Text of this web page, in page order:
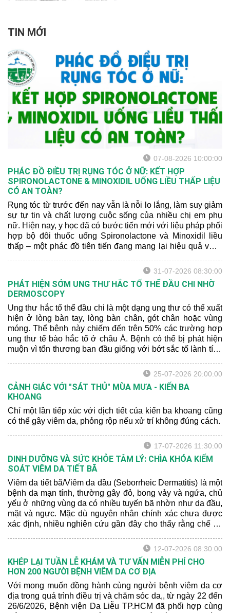
TIN MỚI
07-08-2026 10:00:00
PHÁC ĐỒ ĐIỀU TRỊ RỤNG TÓC Ở NỮ: KẾT HỢP
SPIRONOLACTONE & MINOXIDIL UỐNG LIỀU THẤP LIỆU
CÓ AN TOÀN?
Rụng tóc từ trước đến nay vẫn là nỗi lo lắng, làm suy giảm
sự tự tin và chất lượng cuộc sống của nhiều chị em phụ
nữ. Hiện nay, y học đã có bước tiến mới với liệu pháp phối
hợp bộ đôi thuốc uống Spironolactone và Minoxidil liều
thấp – một phác đồ tiên tiến đang mang lại hiệu quả vượt
31-07-2026 08:30:00
PHÁT HIỆN SỚM UNG THƯ HẮC TỐ THỂ ĐẦU CHI NHỜ
DERMOSCOPY
Ung thư hắc tố thể đầu chi là một dạng ung thư có thể xuất
hiện ở lòng bàn tay, lòng bàn chân, gót chân hoặc vùng
móng. Thể bệnh này chiếm đến trên 50% các trường hợp
ung thư tế bào hắc tố ở châu Á. Bệnh có thể bị phát hiện
muộn vì tổn thương ban đầu giống với bớt sắc tố lành tính
25-07-2026 20:00:00
CẢNH GIÁC VỚI "SÁT THỦ" MÙA MƯA - KIẾN BA
KHOANG
Chỉ một lần tiếp xúc với dịch tiết của kiến ba khoang cũng
có thể gây viêm da, phỏng rộp nếu xử trí không đúng cách.
17-07-2026 11:30:00
DINH DƯỠNG VÀ SỨC KHỎE TÂM LÝ: CHÌA KHÓA KIỂM
SOÁT VIÊM DA TIẾT BÃ
Viêm da tiết bã/Viêm da dầu (Seborrheic Dermatitis) là một
bệnh da mạn tính, thường gây đỏ, bong vảy và ngứa, chủ
yếu ở những vùng da có nhiều tuyến bã nhờn như da đầu,
mặt và ngực. Mặc dù nguyên nhân chính xác chưa được
xác định, nhiều nghiên cứu gần đây cho thấy rằng chế độ
12-07-2026 08:30:00
KHÉP LẠI TUẦN LỄ KHÁM VÀ TƯ VẤN MIỄN PHÍ CHO
HƠN 200 NGƯỜI BỆNH VIÊM DA CƠ ĐỊA
Với mong muốn đồng hành cùng người bệnh viêm da cơ
địa trong quá trình điều trị và chăm sóc da,, từ ngày 22 đến
26/6/2026, Bệnh viện Da Liễu TP.HCM đã phối hợp cùng